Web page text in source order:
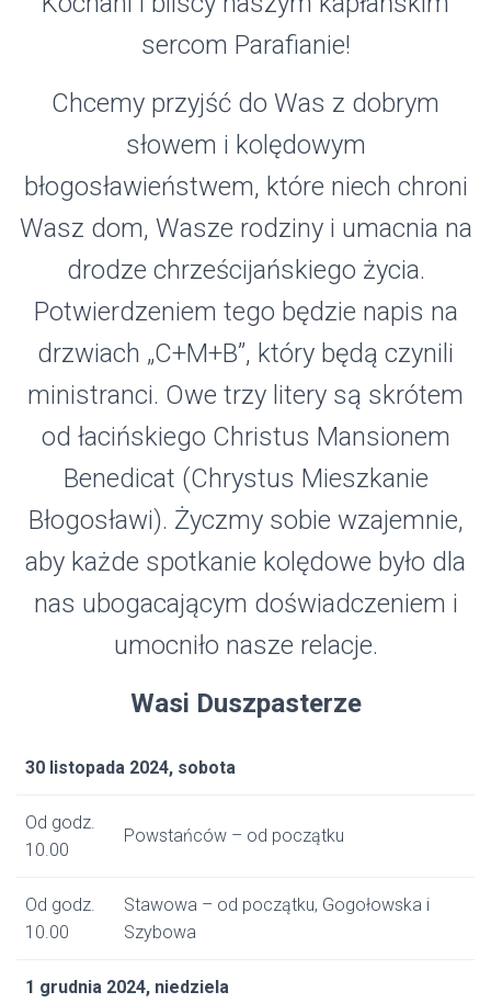
sercom Parafianie!
Chcemy przyjść do Was z dobrym
słowem i kolędowym
błogosławieństwem, które niech chroni
Wasz dom, Wasze rodziny i umacnia na
drodze chrześcijańskiego życia.
Potwierdzeniem tego będzie napis na
drzwiach „C+M+B”, który będą czynili
ministranci. Owe trzy litery są skrótem
od łacińskiego Christus Mansionem
Benedicat (Chrystus Mieszkanie
Błogosławi). Życzmy sobie wzajemnie,
aby każde spotkanie kolędowe było dla
nas ubogacającym doświadczeniem i
umocniło nasze relacje.
Wasi Duszpasterze
30 listopada 2024, sobota
Od godz.
10.00
Powstańców – od początku
Od godz.
10.00
Stawowa – od początku, Gogołowska i
Szybowa
1 grudnia 2024, niedziela